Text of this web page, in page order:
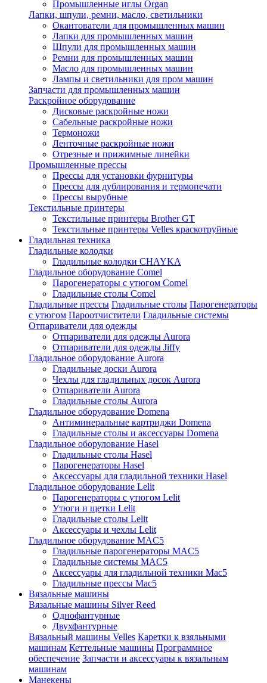
Промышленные иглы Organ
Лапки, шпули, ремни, масло, светильники
Окантователи для промышленных машин
Лапки для промышленных машин
Шпули для промышленных машин
Ремни для промышленных машин
Масло для промышленных машин
Лампы и светильники для пром машин
Запчасти для промышленных машин
Раскройное оборудование
Дисковые раскройные ножи
Сабельные раскройные ножи
Термоножи
Ленточные раскройные ножи
Отрезные и прижимные линейки
Промышленные прессы
Прессы для установки фурнитуры
Прессы для дублирования и термопечати
Прессы вырубные
Текстильные принтеры
Текстильные принтеры Brother GT
Текстильные принтеры Velles краскотруйные
Гладильная техника
Гладильные колодки
Гладильные колодки CHAYKA
Гладильное оборудование Comel
Парогенераторы с утюгом Comel
Гладильные столы Comel
Гладильные прессы Гладильные столы Парогенераторы
с утюгом Пароотчистители Гладильные системы
Отпариватели для одежды
Отпариватели для одежды Aurora
Отпариватели для одежды Jiffy
Гладильное оборудование Aurora
Гладильные доски Aurora
Чехлы для гладильных досок Aurora
Отпариватели Aurora
Гладильные столы Aurora
Гладильное оборудование Domena
Антиминеральные картриджи Domena
Гладильные столы и аксессуары Domena
Гладильное оборулование Hasel
Гладильные столы Hasel
Парогенераторы Hasel
Аксессуары для гладильной техники Hasel
Гладильное оборудование Lelit
Парогенераторы с утюгом Lelit
Утюги и щетки Lelit
Гладильные столы Lelit
Аксессуары и чехлы Lelit
Гладильное оборудование MAC5
Гладильные парогенераторы MAC5
Гладильные системы MAC5
Аксессуары для гладильной техники Mac5
Гладильные прессы Mac5
Вязальные машины
Вязальные машины Silver Reed
Однофантурные
Двухфантурные
Вязальный машины Velles Каретки к взяльными
машинам Кеттельные машины Программное
обеспечение Запчасти и аксессуары к вязальным
машинам
Манекены